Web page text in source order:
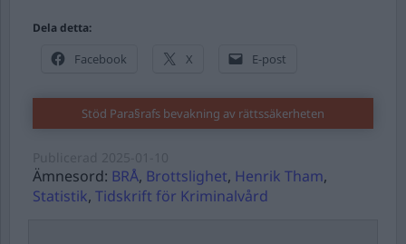
Dela detta:
Facebook X E-post
Stöd Para§rafs bevakning av rättssäkerheten
Ämnesord: BRÅ, Brottslighet, Henrik Tham,
Statistik, Tidskrift för Kriminalvård